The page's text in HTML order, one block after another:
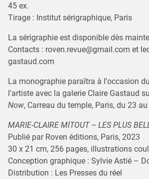
45 ex.
Tirage : Institut sérigraphique, Paris
La sérigraphie est disponible dès
Contacts : roven.revue@gmail.com et
gastaud.com
La monographie paraîtra à l'occasion
l'artiste avec la galerie Claire Gastaud
Now, Carreau du temple, Paris, du 23
MARIE-CLAIRE MITOUT – LES PLUS
Publié par Roven éditions, Paris, 2023
30 x 21 cm, 256 pages, illustrations
Conception graphique : Sylvie Astié –
Distribution : Les Presses du réel